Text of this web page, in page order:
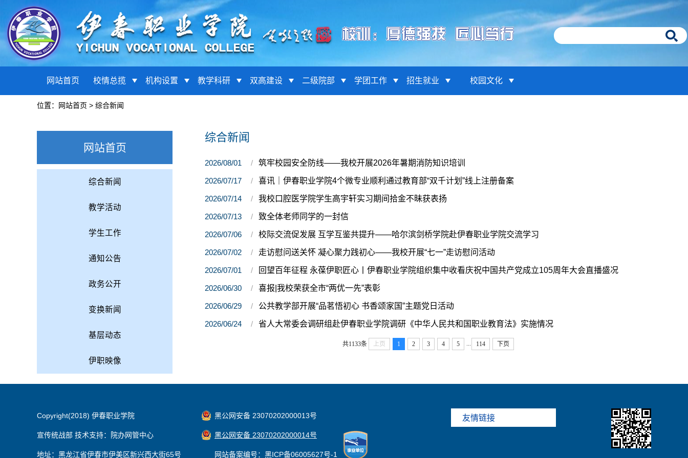
网站首页 校情总揽 机构设置 教学科研 双高建设 二级院部 学团工作 招生就业 校园文化
位置： 网站首页 > 综合新闻
网站首页
综合新闻
教学活动
学生工作
通知公告
政务公开
变换新闻
基层动态
伊职映像
综合新闻
2026/08/01 筑牢校园安全防线——我校开展2026年暑期消防知识培训
2026/07/17 喜讯｜伊春职业学院4个微专业顺利通过教育部“双千计划”线上注册备案
2026/07/14 我校口腔医学院学生高宇轩实习期间拾金不昧获表扬
2026/07/13 致全体老师同学的一封信
2026/07/06 校际交流促发展 互学互鉴共提升——哈尔滨剑桥学院赴伊春职业学院交流学习
2026/07/02 走访慰问送关怀 凝心聚力践初心——我校开展“七一”走访慰问活动
2026/07/01 回望百年征程 永葆伊职匠心丨伊春职业学院组织集中收看庆祝中国共产党成立105周年大会直播盛况
2026/06/30 喜报|我校荣获全市“两优一先”表彰
2026/06/29 公共教学部开展“品茗悟初心 书香颂家国”主题党日活动
2026/06/24 省人大常委会调研组赴伊春职业学院调研《中华人民共和国职业教育法》实施情况
共1133条 上页 1 2 3 4 5 114 下页
Copyright(2018) 伊春职业学院
宣传统战部 技术支持：院办网管中心
地址：黑龙江省伊春市伊美区新兴西大街65号
黑公网安备 23070202000013号
黑公网安备 23070202000014号
网站备案编号：黑ICP备06005627号-1
友情链接